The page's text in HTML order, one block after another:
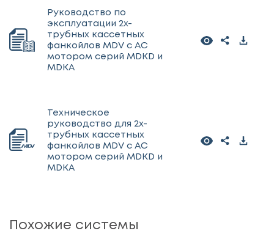
Руководство по
эксплуатации 2х-
трубных кассетных
фанкойлов MDV с AC
мотором серий MDKD и
MDKA
Техническое
руководство для 2х-
трубных кассетных
фанкойлов MDV с АС
мотором серий MDKD и
MDKA
Похожие системы